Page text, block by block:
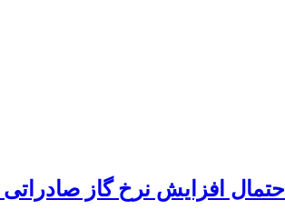
احتمال افزایش نرخ گاز